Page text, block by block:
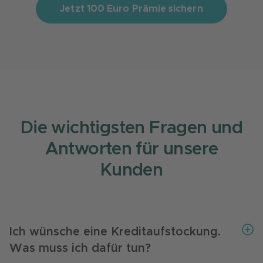
Jetzt 100 Euro Prämie sichern
Die wichtigsten Fragen und
Antworten für unsere
Kunden
Ich wünsche eine Kreditaufstockung.
Was muss ich dafür tun?